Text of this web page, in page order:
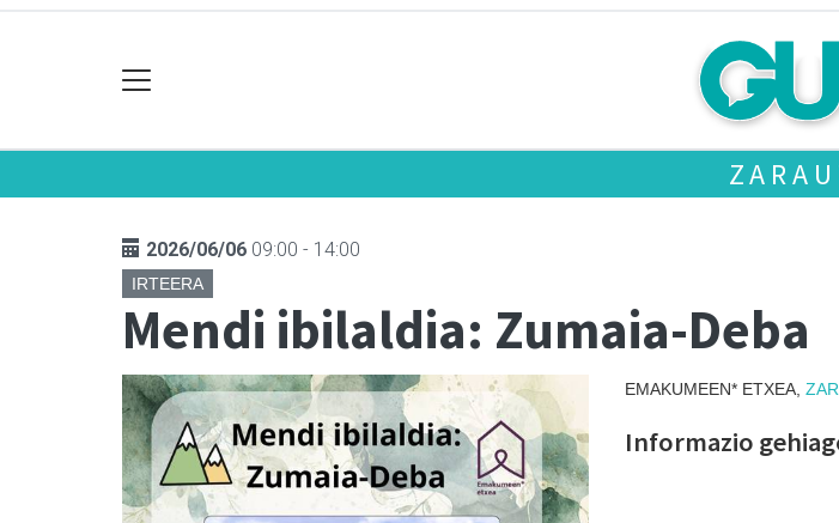
2026/06/06 09:00 - 14:00
IRTEERA
Mendi ibilaldia: Zumaia-Deba
EMAKUMEEN* ETXEA,
Informazio